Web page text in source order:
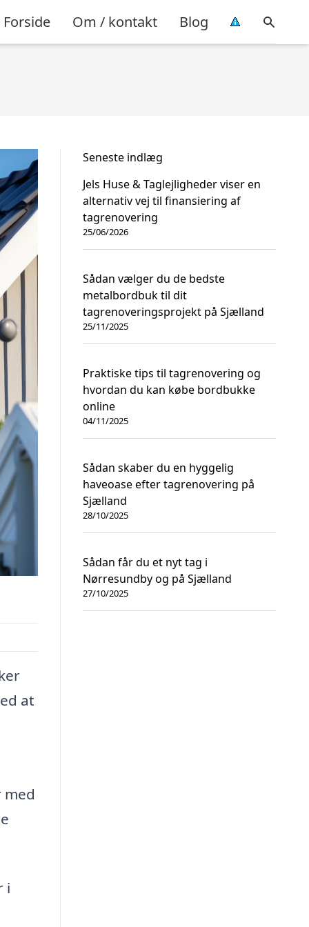
Forside Om / kontakt Blog
at
i
Seneste indlæg
Jels Huse & Taglejligheder viser en
alternativ vej til finansiering af
tagrenovering
25/06/2026
Sådan vælger du de bedste
metalbordbuk til dit
tagrenoveringsprojekt på Sjælland
25/11/2025
Praktiske tips til tagrenovering og
hvordan du kan købe bordbukke
online
04/11/2025
Sådan skaber du en hyggelig
haveoase efter tagrenovering på
Sjælland
28/10/2025
Sådan får du et nyt tag i
Nørresundby og på Sjælland
27/10/2025